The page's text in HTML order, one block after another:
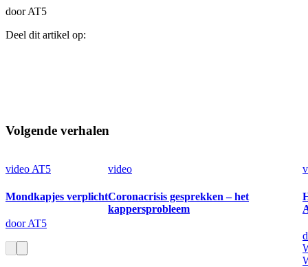
door AT5
Deel dit artikel op:
Volgende verhalen
video AT5
Mondkapjes verplicht
door AT5
video
Coronacrisis gesprekken – het
kappersprobleem